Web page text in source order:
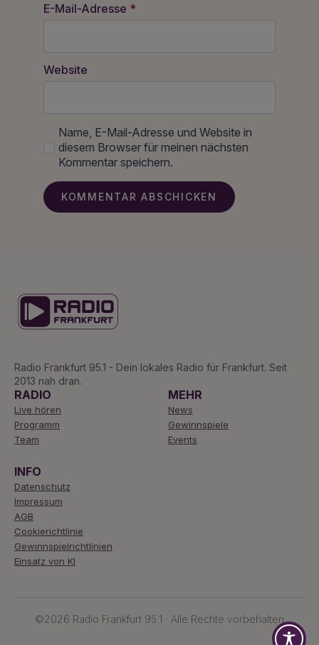
E-Mail-Adresse *
Website
Name, E-Mail-Adresse und Website in
diesem Browser für meinen nächsten
Kommentar speichern.
Radio Frankfurt 95.1 - Dein lokales Radio für Frankfurt. Seit
2013 nah dran.
RADIO
Live hören
Programm
Team
MEHR
News
Gewinnspiele
Events
INFO
Datenschutz
Impressum
AGB
Cookierichtlinie
Gewinnspielrichtlinien
Einsatz von KI
©2026 Radio Frankfurt 95.1 · Alle Rechte vorbehalten